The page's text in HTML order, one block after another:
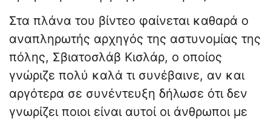
Στα πλάνα του βίντεο φαίνεται καθαρά ο
αναπληρωτής αρχηγός της αστυνομίας της
πόλης, Σβιατοσλάβ Κισλάρ, ο οποίος
γνώριζε πολύ καλά τι συνέβαινε, αν και
αργότερα σε συνέντευξη δήλωσε ότι δεν
γνωρίζει ποιοι είναι αυτοί οι άνθρωποι με